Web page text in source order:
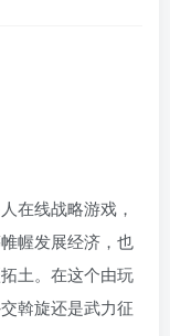
在线战略游戏，
幄发展经济，也
土。在这个由玩
斡旋还是武力征